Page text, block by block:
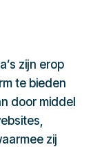
zijn erop
te bieden
door middel
zij